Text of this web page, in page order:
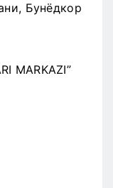
Бунёдкор
MARKAZI”